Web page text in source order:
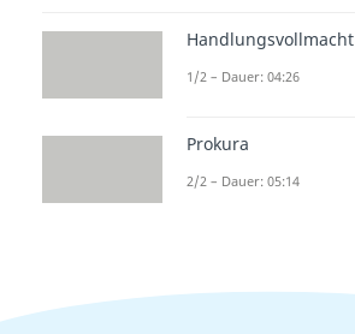
Handlungsvollmacht
1/2 – Dauer: 04:26
Prokura
2/2 – Dauer: 05:14